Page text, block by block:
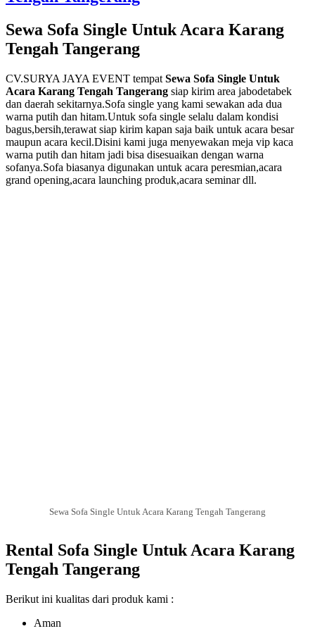
2024
Di
Sewa Sofa Single Untuk Acara Karang
Tengah Tangerang
CV.SURYA JAYA EVENT tempat Sewa Sofa Single Untuk
Acara Karang Tengah Tangerang siap kirim area jabodetabek
dan daerah sekitarnya.Sofa single yang kami sewakan ada dua
warna putih dan hitam.Untuk sofa single selalu dalam kondisi
bagus,bersih,terawat siap kirim kapan saja baik untuk acara besar
maupun acara kecil.Disini kami juga menyewakan meja vip kaca
warna putih dan hitam jadi bisa disesuaikan dengan warna
sofanya.Sofa biasanya digunakan untuk acara peresmian,acara
grand opening,acara launching produk,acara seminar dll.
Sewa Sofa Single Untuk Acara Karang Tengah Tangerang
Rental Sofa Single Untuk Acara Karang
Tengah Tangerang
Berikut ini kualitas dari produk kami :
Aman